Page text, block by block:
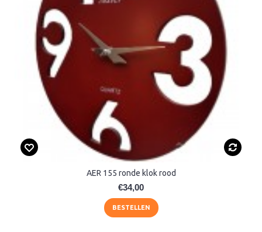
AER 155 ronde klok rood
€34,00
BESTELLEN